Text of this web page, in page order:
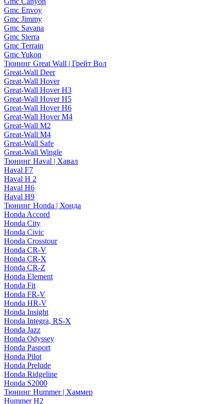
Gmc Envoy
Gmc Jimmy
Gmc Savana
Gmc Sierra
Gmc Terrain
Gmc Yukon
Тюнинг Great Wall | Грейт Вол
Great-Wall Deer
Great-Wall Hover
Great-Wall Hover H3
Great-Wall Hover H5
Great-Wall Hover H6
Great-Wall Hover M4
Great-Wall M2
Great-Wall M4
Great-Wall Safe
Great-Wall Wingle
Тюнинг Haval | Хавал
Haval F7
Haval H 2
Haval H6
Haval H9
Тюнинг Honda | Хонда
Honda Accord
Honda City
Honda Civic
Honda Crosstour
Honda CR-V
Honda CR-X
Honda CR-Z
Honda Element
Honda Fit
Honda FR-V
Honda HR-V
Honda Insight
Honda Integra, RS-X
Honda Jazz
Honda Odyssey
Honda Pasport
Honda Pilot
Honda Prelude
Honda Ridgeline
Honda S2000
Тюнинг Hummer | Хаммер
Hummer H2